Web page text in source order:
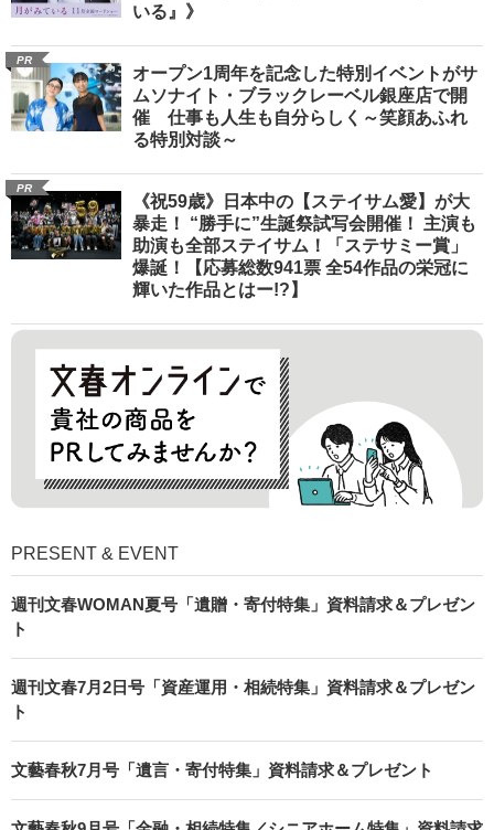
いる』》
PR
オープン1周年を記念した特別イベントがサ
ムソナイト・ブラックレーベル銀座店で開
催 仕事も人生も自分らしく～笑顔あふれ
る特別対談～
PR
《祝59歳》日本中の【ステイサム愛】が大
暴走！ “勝手に”生誕祭試写会開催！ 主演も
助演も全部ステイサム！「ステサミー賞」
爆誕！【応募総数941票 全54作品の栄冠に
輝いた作品とはー!?】
PRESENT & EVENT
週刊文春WOMAN夏号「遺贈・寄付特集」資料請求＆プレゼン
ト
週刊文春7月2日号「資産運用・相続特集」資料請求＆プレゼン
ト
文藝春秋7月号「遺言・寄付特集」資料請求＆プレゼント